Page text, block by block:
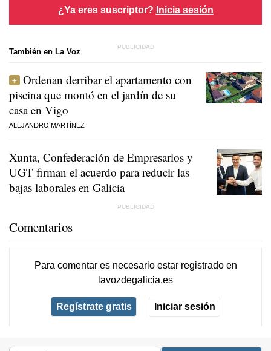
¿Ya eres suscriptor? Inicia sesión
También en La Voz
Ordenan derribar el apartamento con
piscina que montó en el jardín de su
casa en Vigo
ALEJANDRO MARTÍNEZ
Xunta, Confederación de Empresarios y
UGT firman el acuerdo para reducir las
bajas laborales en Galicia
Comentarios
Para comentar es necesario estar registradoen
lavozdegalicia.es
Regístrate gratis Iniciar sesión